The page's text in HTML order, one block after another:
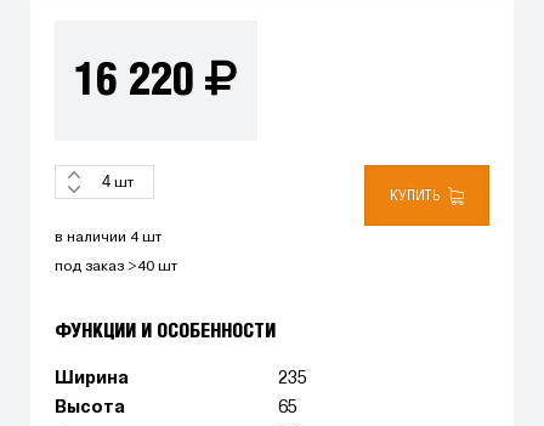
16 220
шт
КУПИТЬ
в наличии 4 шт
под заказ >40 шт
ФУНКЦИИ И ОСОБЕННОСТИ
Ширина
235
Высота
65